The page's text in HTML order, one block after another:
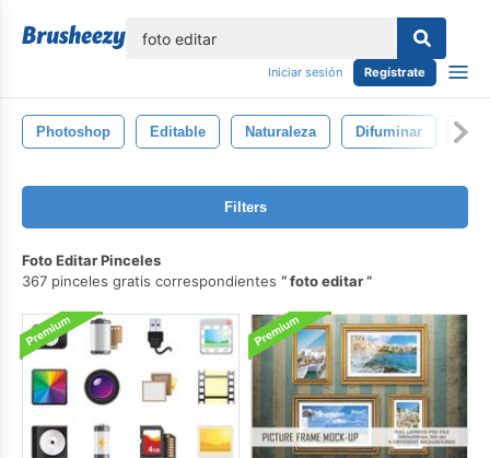
Iniciar sesión Regístrate
Photoshop Editable Naturaleza Difuminar
Filters
Foto Editar Pinceles
367 pinceles gratis correspondientes
foto editar